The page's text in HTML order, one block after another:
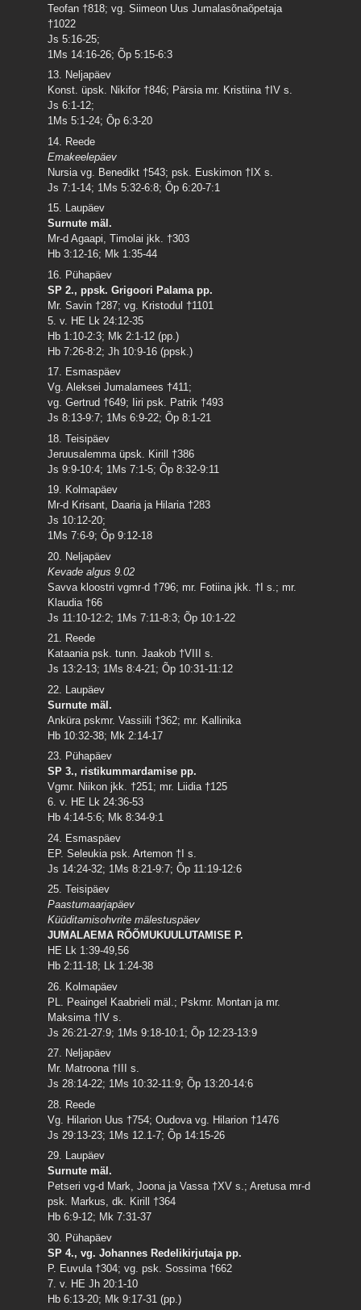
Teofan †818; vg. Siimeon Uus Jumalasõnaõpetaja
†1022
Js 5:16-25;
1Ms 14:16-26; Õp 5:15-6:3
13. Neljapäev
Konst. üpsk. Nikifor †846; Pärsia mr. Kristiina †IV s.
Js 6:1-12;
1Ms 5:1-24; Õp 6:3-20
14. Reede
Emakeelepäev
Nursia vg. Benedikt †543; psk. Euskimon †IX s.
Js 7:1-14; 1Ms 5:32-6:8; Õp 6:20-7:1
15. Laupäev
Surnute mäl.
Mr-d Agaapi, Timolai jkk. †303
Hb 3:12-16; Mk 1:35-44
16. Pühapäev
SP 2., ppsk. Grigoori Palama pp.
Mr. Savin †287; vg. Kristodul †1101
5. v. HE Lk 24:12-35
Hb 1:10-2:3; Mk 2:1-12 (pp.)
Hb 7:26-8:2; Jh 10:9-16 (ppsk.)
17. Esmaspäev
Vg. Aleksei Jumalamees †411;
vg. Gertrud †649; Iiri psk. Patrik †493
Js 8:13-9:7; 1Ms 6:9-22; Õp 8:1-21
18. Teisipäev
Jeruusalemma üpsk. Kirill †386
Js 9:9-10:4; 1Ms 7:1-5; Õp 8:32-9:11
19. Kolmapäev
Mr-d Krisant, Daaria ja Hilaria †283
Js 10:12-20;
1Ms 7:6-9; Õp 9:12-18
20. Neljapäev
Kevade algus 9.02
Savva kloostri vgmr-d †796; mr. Fotiina jkk. †I s.; mr.
Klaudia †66
Js 11:10-12:2; 1Ms 7:11-8:3; Õp 10:1-22
21. Reede
Kataania psk. tunn. Jaakob †VIII s.
Js 13:2-13; 1Ms 8:4-21; Õp 10:31-11:12
22. Laupäev
Surnute mäl.
Anküra pskmr. Vassiili †362; mr. Kallinika
Hb 10:32-38; Mk 2:14-17
23. Pühapäev
SP 3., ristikummardamise pp.
Vgmr. Niikon jkk. †251; mr. Liidia †125
6. v. HE Lk 24:36-53
Hb 4:14-5:6; Mk 8:34-9:1
24. Esmaspäev
EP. Seleukia psk. Artemon †I s.
Js 14:24-32; 1Ms 8:21-9:7; Õp 11:19-12:6
25. Teisipäev
Paastumaarjapäev
Küüditamisohvrite mälestuspäev
JUMALAEMA RÕÕMUKUULUTAMISE P.
HE Lk 1:39-49,56
Hb 2:11-18; Lk 1:24-38
26. Kolmapäev
PL. Peaingel Kaabrieli mäl.; Pskmr. Montan ja mr.
Maksima †IV s.
Js 26:21-27:9; 1Ms 9:18-10:1; Õp 12:23-13:9
27. Neljapäev
Mr. Matroona †III s.
Js 28:14-22; 1Ms 10:32-11:9; Õp 13:20-14:6
28. Reede
Vg. Hilarion Uus †754; Oudova vg. Hilarion †1476
Js 29:13-23; 1Ms 12.1-7; Õp 14:15-26
29. Laupäev
Surnute mäl.
Petseri vg-d Mark, Joona ja Vassa †XV s.; Aretusa mr-d
psk. Markus, dk. Kirill †364
Hb 6:9-12; Mk 7:31-37
30. Pühapäev
SP 4., vg. Johannes Redelikirjutaja pp.
P. Euvula †304; vg. psk. Sossima †662
7. v. HE Jh 20:1-10
Hb 6:13-20; Mk 9:17-31 (pp.)